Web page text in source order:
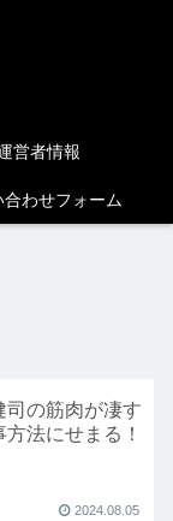
営者情報
合わせフォーム
司の筋肉が凄す
法にせまる！
2024.08.05